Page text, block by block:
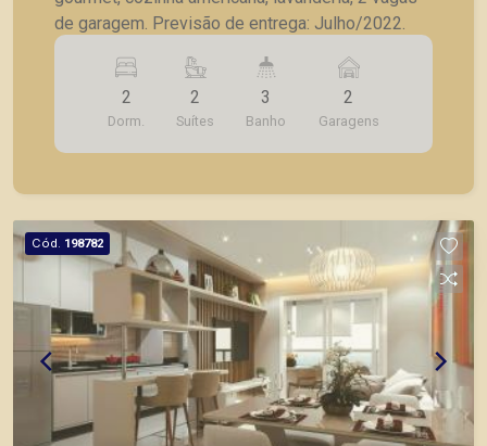
de garagem. Previsão de entrega: Julho/2022.
2
Dorm.
2
Suítes
3
Banho
2
Garagens
Cód. 198782